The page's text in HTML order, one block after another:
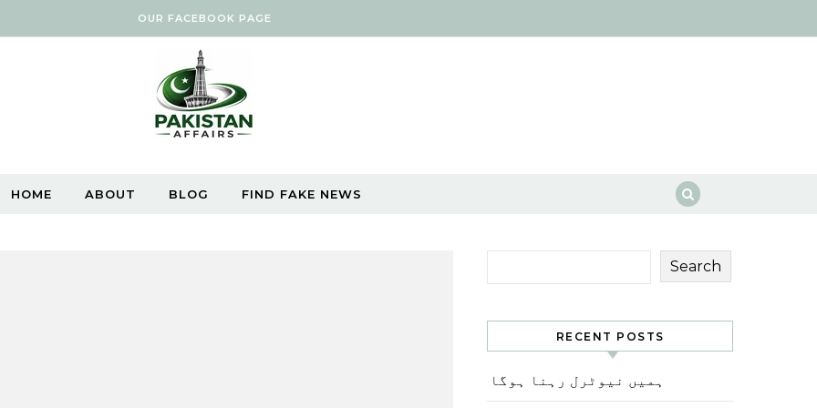
OUR FACEBOOK PAGE
HOME ABOUT BLOG FIND FAKE NEWS
Search
RECENT POSTS
ہمیں نیوٹرل رہنا ہوگا